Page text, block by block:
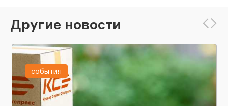
Другие новости
события